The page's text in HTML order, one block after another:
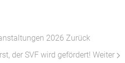
2026 Zurück
der SVF wird gefördert! Weiter